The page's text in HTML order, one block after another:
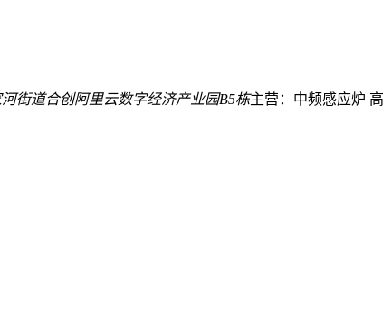
街道合创阿里云数字经济产业园B5栋主营：中频感应炉 高